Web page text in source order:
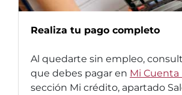
Realiza tu pago completo
Al quedarte sin empleo,
que debes pagar en Mi
sección Mi crédito, apartado